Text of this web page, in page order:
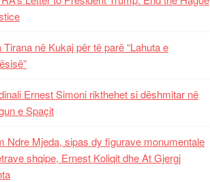
Tirana në Kukaj për të parë “Lahuta e
Ernest Simoni rikthehet si dëshmitar në
e Spaçit
Ndre Mjeda, sipas dy figurave monumentale
shqipe, Ernest Koliqit dhe At Gjergj